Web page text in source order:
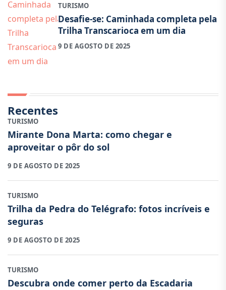
TURISMO
Desafie-se: Caminhada completa pela
Trilha Transcarioca em um dia
9 DE AGOSTO DE 2025
Recentes
TURISMO
Mirante Dona Marta: como chegar e
aproveitar o pôr do sol
9 DE AGOSTO DE 2025
TURISMO
Trilha da Pedra do Telégrafo: fotos incríveis e
seguras
9 DE AGOSTO DE 2025
TURISMO
Descubra onde comer perto da Escadaria